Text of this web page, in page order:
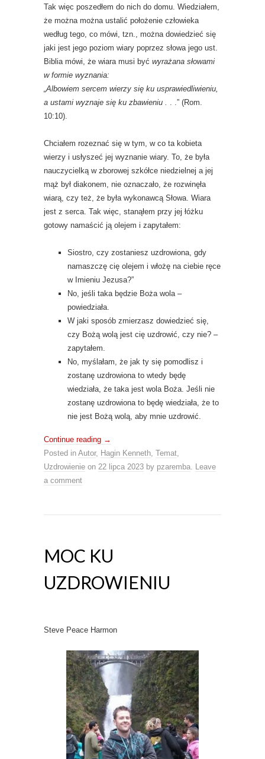
Tak więc poszedłem do nich do domu. Wiedziałem,
że można można ustalić położenie człowieka
według tego, co mówi, tzn., można dowiedzieć się
jaki jest jego poziom wiary poprzez słowa jego ust.
Biblia mówi, że wiara musi być wyrażana słowami
w formie wyznania:
„Albowiem sercem wierzy się ku usprawiedliwieniu,
a ustami wyznaje się ku zbawieniu .
. .” (Rom.
10:10).
Chciałem rozeznać się w tym, w co ta kobieta
wierzy i usłyszeć jej wyznanie wiary. To, że była
nauczycielką w zborowej szkółce niedzielnej a jej
mąż był diakonem, nie oznaczało, że rozwinęła
wiarą, czy też, że była wykonawcą Słowa. Wiara
jest z serca. Tak więc, stanąłem przy jej łóżku
gotowy namaścić ją olejem i zapytałem:
Siostro, czy zostaniesz uzdrowiona, gdy
namaszczę cię olejem i włożę na ciebie ręce
w Imieniu Jezusa?”
No, jeśli taka będzie Boża wola –
powiedziała.
W jaki sposób zmierzasz dowiedzieć się,
czy Bożą wolą jest cię uzdrowić, czy nie? –
zapytałem.
No, myślałam, że jak ty się pomodlisz i
zostanę uzdrowiona to wtedy będę
wiedziała, że taka jest wola Boża. Jeśli nie
zostanę uzdrowiona to będę wiedziała, że to
nie jest Bożą wolą, aby mnie uzdrowić.
Continue reading →
Posted in Autor, Hagin Kenneth Temat
Uzdrowienie on 22 lipca 2023 by pzaremba Leave
a comment
MOC KU
UZDROWIENIU
Steve Peace Harmon